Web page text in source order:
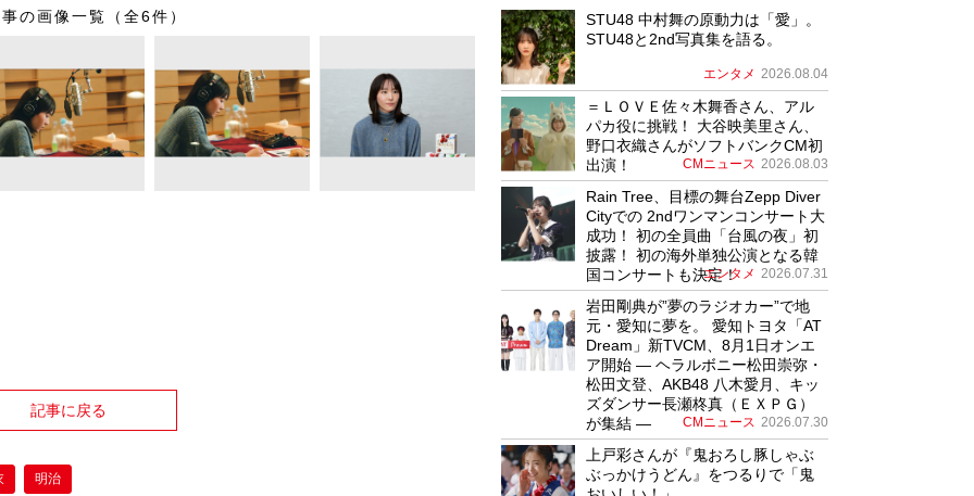
の画像一覧（全6件）
記事に戻る
明治
STU48 中村舞の原動力は「愛」。
STU48と2nd写真集を語る。
エンタメ 2026.08.04
＝ＬＯＶＥ佐々木舞香さん、アル
パカ役に挑戦！ 大谷映美里さん、
野口衣織さんがソフトバンクCM初
出演！
CMニュース 2026.08.03
Rain Tree、目標の舞台Zepp Diver
Cityでの 2ndワンマンコンサート大
成功！ 初の全員曲「台風の夜」初
披露！ 初の海外単独公演となる韓
国コンサートも決定！
エンタメ 2026.07.31
岩田剛典が”夢のラジオカー”で地
元・愛知に夢を。 愛知トヨタ「AT
Dream」新TVCM、8月1日オンエ
ア開始 ― ヘラルボニー松田崇弥・
松田文登、AKB48 八木愛月、キッ
ズダンサー長瀬柊真（ＥＸＰＧ）
が集結 ―
CMニュース 2026.07.30
上戸彩さんが『鬼おろし豚しゃぶ
ぶっかけうどん』をつるりで「鬼